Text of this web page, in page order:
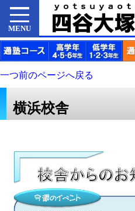
MENU
一つ前のページへ戻る
横浜校舎